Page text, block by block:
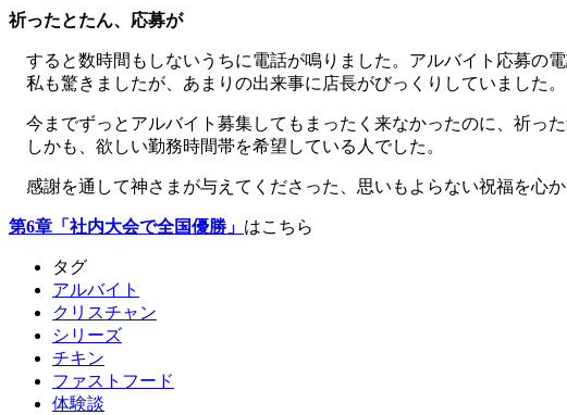
祈ったとたん、応募が
すると数時間もしないうちに電話が鳴りました。アルバイト応募の電
私も驚きましたが、あまりの出来事に店長がびっくりしていました。
今までずっとアルバイト募集してもまったく来なかったのに、祈っ
しかも、欲しい勤務時間帯を希望している人でした。
感謝を通して神さまが与えてくださった、思いもよらない祝福を心か
第6章「社内大会で全国優勝」 はこちら
タグ
アルバイト
クリスチャン
シリーズ
チキン
ファストフード
体験談